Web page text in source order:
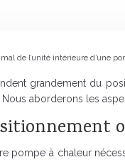
de l’unité intérieure d’une
grandement du
aborderons les
pompe à chaleur